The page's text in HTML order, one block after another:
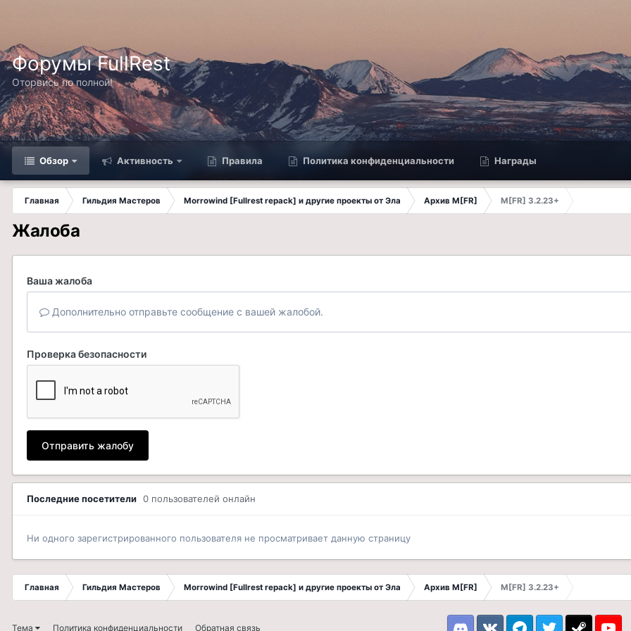
Форумы FullRest
Оторвись по полной!
Обзор Активность Правила Политика конфиденциальности Награды
Главная Гильдия Мастеров Morrowind [Fullrest repack] и другие проекты от Эла Архив M[FR]
M[FR] 3.2.23+
Жалоба
Ваша жалоба
Дополнительно отправьте сообщение с вашей жалобой.
Проверка безопасности
Отправить жалобу
Последние посетители 0 пользователей онлайн
Ни одного зарегистрированного пользователя не просматривает данную страницу
Главная Гильдия Мастеров Morrowind [Fullrest repack] и другие проекты от Эла Архив M[FR] M[FR] 3.2.23+
Тема Политика конфиденциальности Обратная связь